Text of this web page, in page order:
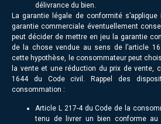
délivrance du bien.
La garantie légale de conformité
garantie commerciale éventuellement
peut décider de mettre en jeu la garantie
de la chose vendue au sens de l’article
cette hypothèse, le consommateur peut
la vente et une réduction du prix de vente,
1644 du Code civil. Rappel des
consommation :
Article L 217-4 du Code de la
tenu de livrer un bien conforme